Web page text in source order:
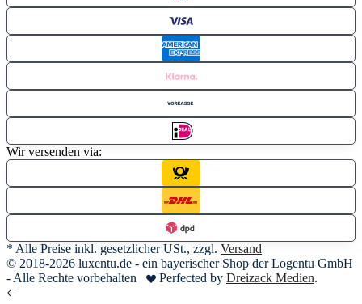
Wir versenden via:
* Alle Preise inkl. gesetzlicher USt., zzgl. Versand
© 2018-2026 luxentu.de - ein bayerischer Shop der Logentu GmbH
- Alle Rechte vorbehalten
Perfected by Dreizack Medien.